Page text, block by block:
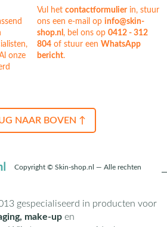
onze
Vul hetcontactformulierin, stuur
ons een e-mail opinfo@skin-
shop.nl , bel ons op0412 - 312
804 of stuur eenWhatsApp
bericht.
NAAR BOVEN ↑
Copyright © Skin-shop.nl — Alle rechten
gespecialiseerd in producten voor
make-upen